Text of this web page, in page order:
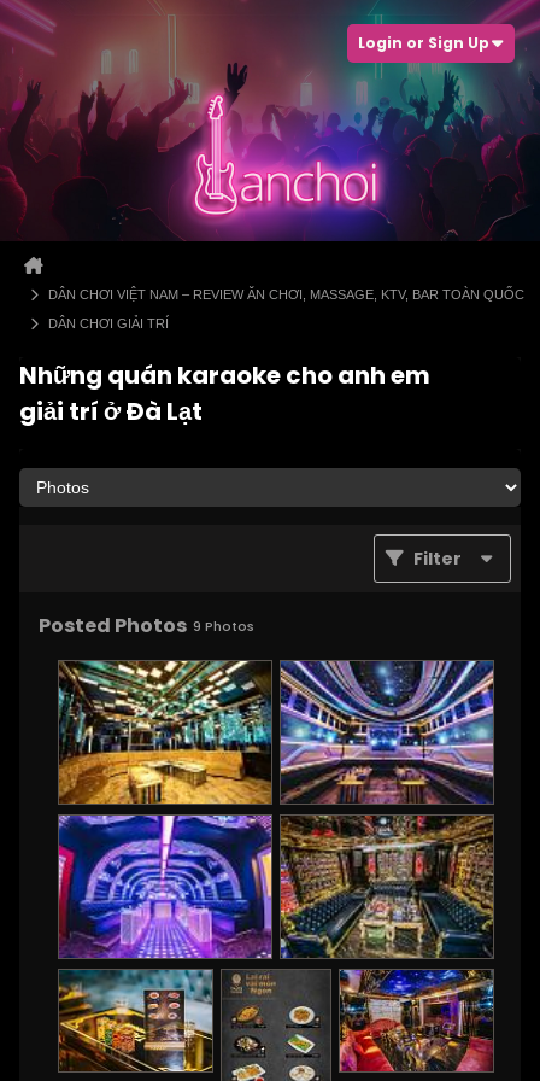
Login or Sign Up
DÂN CHƠI VIỆT NAM – REVIEW ĂN CHƠI, MASSAGE, KTV, BAR TOÀN QUỐC
DÂN CHƠI GIẢI TRÍ
Những quán karaoke cho anh em
giải trí ở Đà Lạt
Filter
Posted Photos 9 Photos